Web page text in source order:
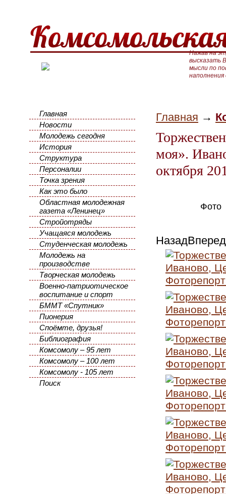
Нажав на
высказать
мысли по
Главная
Новости
Молодежь сегодня
История
Структура
Персоналии
Точка зрения
Как это было
Областная молодежная
газета «Ленинец»
Стройотряды
Учащаяся молодежь
Студенческая молодежь
Молодежь на
производстве
Творческая молодежь
Военно-патриотическое
воспитание и спорт
БММТ «Спутник»
Пионерия
Споёмте, друзья!
Библиография
Комсомолу – 95 лет
Комсомолу – 100 лет
Комсомолу - 105 лет
Поиск
Главная →
моя».
октября
Фото
НазадВперед